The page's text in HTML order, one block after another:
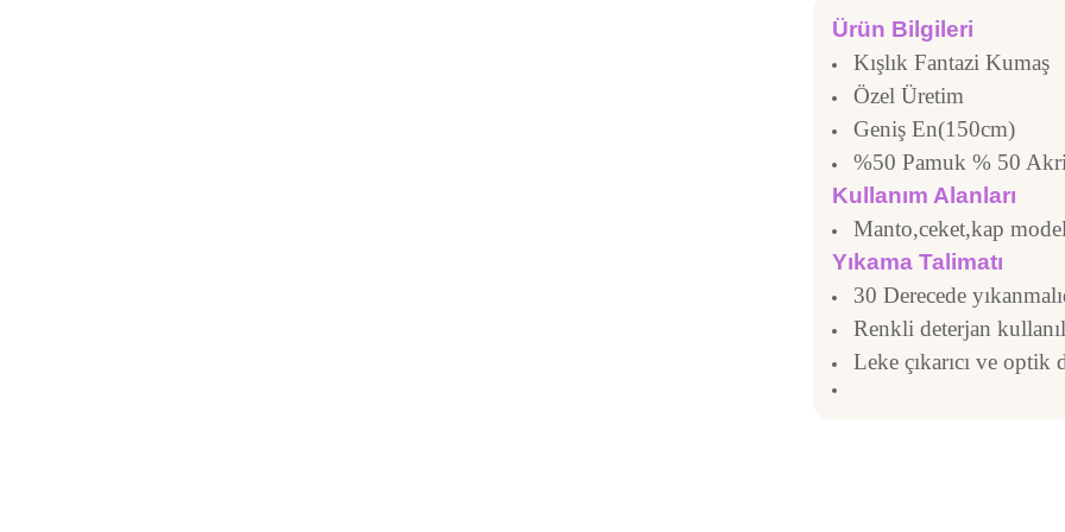
Ürün Bilgileri
Kışlık Fantazi Kumaş
Özel Üretim
Geniş En(150cm)
%50 Pamuk % 50
Kullanım Alanları
Manto,ceket,kap
Yıkama Talimatı
30 Derecede
Renkli deterjan
Leke çıkarıcı ve optik